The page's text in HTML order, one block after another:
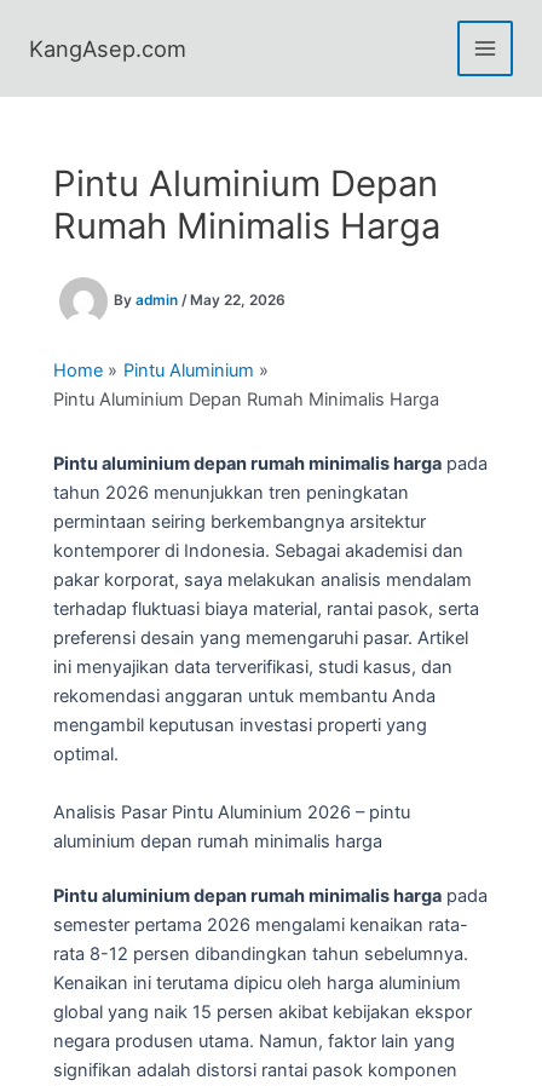
KangAsep.com
Pintu Aluminium Depan
Rumah Minimalis Harga
By admin / May 22, 2026
Home
Pintu Aluminium
Pintu Aluminium Depan Rumah Minimalis Harga
Pintu aluminium depan rumah minimalis harga pada
tahun 2026 menunjukkan tren peningkatan
permintaan seiring berkembangnya arsitektur
kontemporer di Indonesia. Sebagai akademisi dan
pakar korporat, saya melakukan analisis mendalam
terhadap fluktuasi biaya material, rantai pasok, serta
preferensi desain yang memengaruhi pasar. Artikel
ini menyajikan data terverifikasi, studi kasus, dan
rekomendasi anggaran untuk membantu Anda
mengambil keputusan investasi properti yang
optimal.
Analisis Pasar Pintu Aluminium 2026 – pintu
aluminium depan rumah minimalis harga
Pintu aluminium depan rumah minimalis harga pada
semester pertama 2026 mengalami kenaikan rata-
rata 8-12 persen dibandingkan tahun sebelumnya.
Kenaikan ini terutama dipicu oleh harga aluminium
global yang naik 15 persen akibat kebijakan ekspor
negara produsen utama. Namun, faktor lain yang
signifikan adalah distorsi rantai pasok komponen